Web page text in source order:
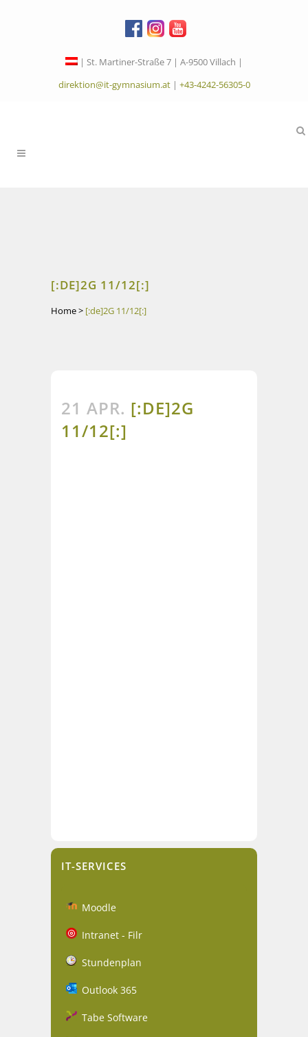
| St. Martiner-Straße 7 | A-9500 Villach |
direktion@it-gymnasium.at| +43-4242-56305-0
[:DE]2G 11/12[:]
Home> [:de]2G 11/12[:]
21 APR. [:DE]2G
11/12[:]
IT-SERVICES
Moodle
Intranet - Filr
Stundenplan
Outlook 365
Tabe Software